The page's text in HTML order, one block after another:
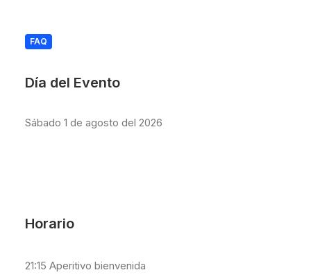
FAQ
Día del Evento
Sábado 1 de agosto del 2026
Horario
21:15 Aperitivo bienvenida